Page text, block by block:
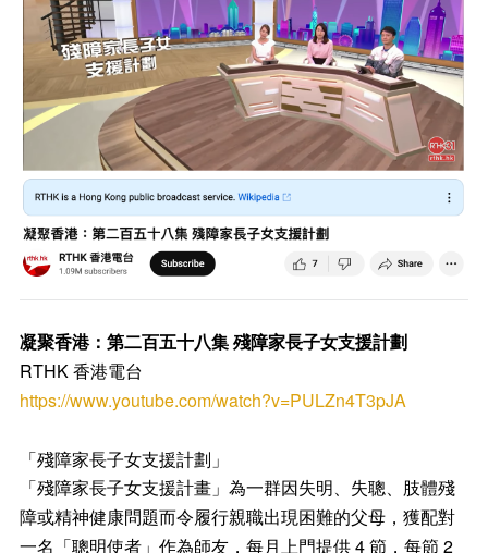
凝聚香港：第二百五十八集 殘障家長子女支援計劃
RTHK 香港電台
https://www.youtube.com/watch?v=PULZn4T3pJA
「殘障家長子女支援計劃」
「殘障家長子女支援計畫」為一群因失明、失聰、肢體殘
障或精神健康問題而令履行親職出現困難的父母，獲配對
一名「聰明使者」作為師友，每月上門提供4 節，每節 2